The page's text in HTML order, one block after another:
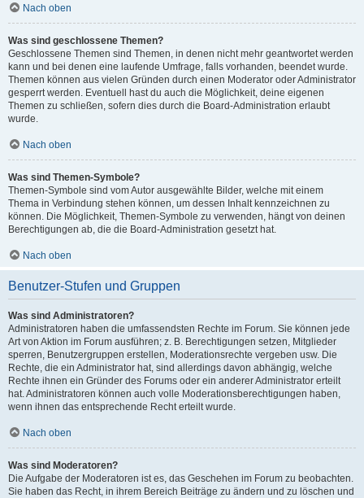
Nach oben
Was sind geschlossene Themen?
Geschlossene Themen sind Themen, in denen nicht mehr geantwortet werden
kann und bei denen eine laufende Umfrage, falls vorhanden, beendet wurde.
Themen können aus vielen Gründen durch einen Moderator oder Administrator
gesperrt werden. Eventuell hast du auch die Möglichkeit, deine eigenen
Themen zu schließen, sofern dies durch die Board-Administration erlaubt
wurde.
Nach oben
Was sind Themen-Symbole?
Themen-Symbole sind vom Autor ausgewählte Bilder, welche mit einem
Thema in Verbindung stehen können, um dessen Inhalt kennzeichnen zu
können. Die Möglichkeit, Themen-Symbole zu verwenden, hängt von deinen
Berechtigungen ab, die die Board-Administration gesetzt hat.
Nach oben
Benutzer-Stufen und Gruppen
Was sind Administratoren?
Administratoren haben die umfassendsten Rechte im Forum. Sie können jede
Art von Aktion im Forum ausführen; z. B. Berechtigungen setzen, Mitglieder
sperren, Benutzergruppen erstellen, Moderationsrechte vergeben usw. Die
Rechte, die ein Administrator hat, sind allerdings davon abhängig, welche
Rechte ihnen ein Gründer des Forums oder ein anderer Administrator erteilt
hat. Administratoren können auch volle Moderationsberechtigungen haben,
wenn ihnen das entsprechende Recht erteilt wurde.
Nach oben
Was sind Moderatoren?
Die Aufgabe der Moderatoren ist es, das Geschehen im Forum zu beobachten.
Sie haben das Recht, in ihrem Bereich Beiträge zu ändern und zu löschen und